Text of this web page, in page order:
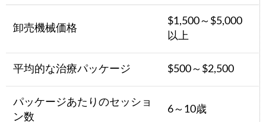
卸売機械価格
$1,500～$5,000
以上
平均的な治療パッケージ $500～$2,500
パッケージあたりのセッショ
ン数
6～10歳